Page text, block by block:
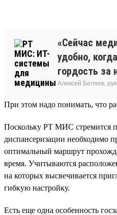
«Сейчас
удобно,
гордость за
Алексей Беляев,
При этом надо понимать, что
Поскольку РТ МИС стремится
диспансеризации необходимо
оптимальный маршрут
время. Учитываются
на которых высвечивается
гибкую настройку.
Есть еще одна особенность